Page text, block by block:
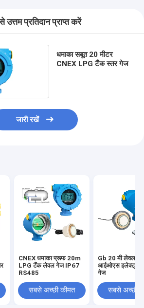
उत्तम प्रतिदान प्राप्त करें
धमाका सबूत 20 मीटर
CNEX LPG टैंक स्तर गेज
जारी रखें
CNEX धमाका प्रूफ 20m
LPG टैंक लेवल गेज IP67
RS485
सबसे अच्छी कीमत
Gb 20 मी लेवल
आईओएस
गेज
सबसे अच्छी